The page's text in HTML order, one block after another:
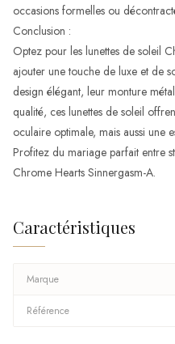
occasions formelles ou
Conclusion :
Optez pour les lunettes de soleil
ajouter une touche de luxe et de
design élégant, leur monture
qualité, ces lunettes de soleil
oculaire optimale, mais aussi une
Profitez du mariage parfait entre
Chrome Hearts Sinnergasm-A.
Caractéristiques
Marque
Référence